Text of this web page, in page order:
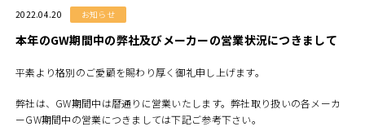
2022.04.20 お知らせ
本年のGW期間中の弊社及びメーカーの営業状況につきまして
平素より格別のご愛顧を賜わり厚く御礼申し上げます。
弊社は、GW期間中は暦通りに営業いたします。弊社取り扱いの各メーカ
ーGW期間中の営業につきましては下記ご参考下さい。